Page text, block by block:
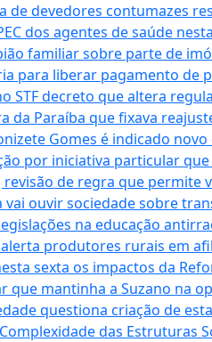
de devedores contumazes
dos agentes de saúde
familiar sobre parte de
para liberar pagamento de
STF decreto que altera
da Paraíba que fixava
Gomes é indicado
por iniciativa particular
revisão de regra que
vai ouvir sociedade sobre
na educação
produtores rurais em
sexta os impactos da
que mantinha a Suzano na
questiona criação de
das Estruturas